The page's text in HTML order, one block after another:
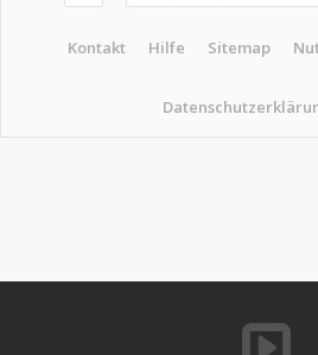
Kontakt Hilfe Sitemap